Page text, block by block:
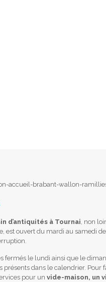
d’antiquités à Tournai , non
est ouvert du mardi au samedi
fermés le lundi ainsi que le
présents dans le calendrier. Pour
pour un vide-maison, un